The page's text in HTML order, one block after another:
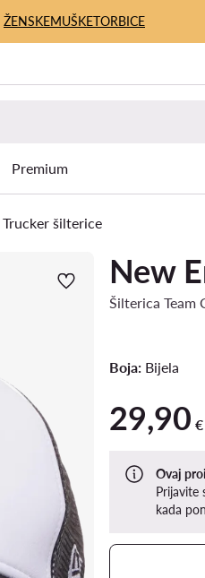
ŽENSKEMUŠKETORBICE
Premium
Trucker šilterice
New
Šilterica Team
Boja:Bijela
29,90 €
29,90 €
Ovaj
Prijavite
kada